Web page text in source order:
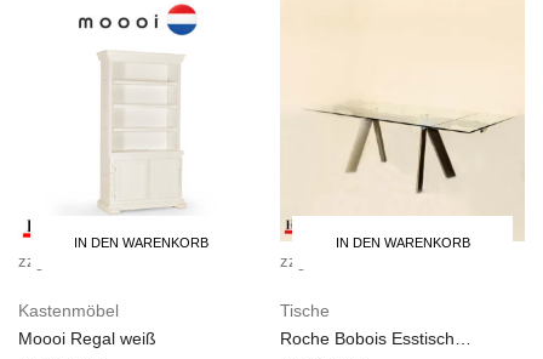
zzgl.
IN DEN WARENKORB
Kastenmöbel
Moooi Regal weiß
zzgl.
IN DEN WARENKORB
Tische
Roche Bobois Esstisch